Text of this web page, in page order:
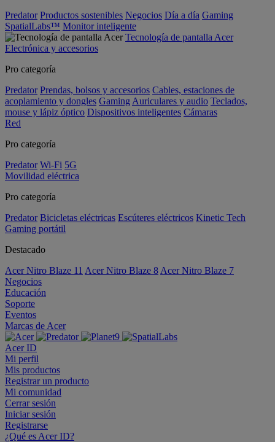
Predator Productos sostenibles Negocios Día a día Gaming
SpatialLabs™ Monitor inteligente
Tecnología de pantalla Acer
Electrónica y accesorios
Pro categoría
Predator Prendas, bolsos y accesorios Cables, estaciones de
acoplamiento y dongles Gaming Auriculares y audio Teclados,
mouse y lápiz óptico Dispositivos inteligentes Cámaras
Red
Pro categoría
Predator Wi-Fi 5G
Movilidad eléctrica
Pro categoría
Predator Bicicletas eléctricas Escúteres eléctricos Kinetic Tech
Gaming portátil
Destacado
Acer Nitro Blaze 11 Acer Nitro Blaze 8 Acer Nitro Blaze 7
Negocios
Educación
Soporte
Eventos
Marcas de Acer
Acer ID
Mi perfil
Mis productos
Registrar un producto
Mi comunidad
Cerrar sesión
Iniciar sesión
Registrarse
¿Qué es Acer ID?